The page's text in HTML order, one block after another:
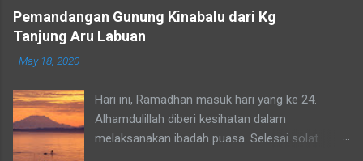
alam dan dikongsikan dengan lensa kamera.
Aku dan kawan-kawan sebenarnya sudah
berkuatkuasa bagi mengekang penularan wabak
COVID-19. Apabila keadaan pulih kelak aku akan
meneruskan rancangan yang telah tergendala.
Pemandangan Gunung Kinabalu dari Kg
Tanjung Aru Labuan
-May 18, 2020
Hari ini, Ramadhan masuk hari yang ke 24.
Alhamdulillah diberi kesihatan dalam
melaksanakan ibadah puasa. Selesai solat